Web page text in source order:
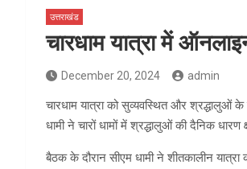
उत्तराखंड
चारधाम यात्रा में
December 20, 2024 admin
चारधाम यात्रा को सुव्यवस्थित और श्रद्धालुओं
धामी ने चारों धामों में श्रद्धालुओं की दैनिक
बैठक के दौरान सीएम धामी ने शीतकालीन